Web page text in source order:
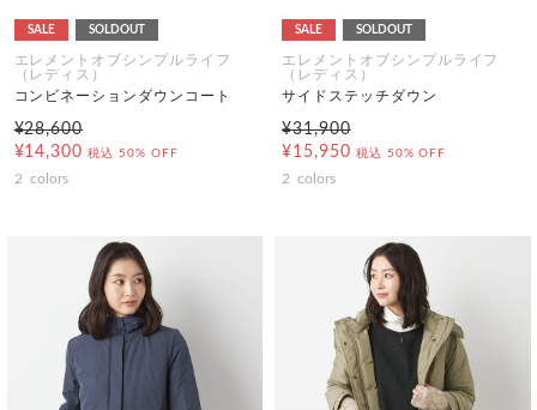
SALE SOLDOUT
エレメントオブシンプルライフ
（レディス）
コンビネーションダウンコート
¥28,600
¥14,300 税込 50% OFF
2 colors
SALE SOLDOUT
エレメントオブシンプルライフ
（レディス）
サイドステッチダウン
¥31,900
¥15,950 税込 50% OFF
2 colors